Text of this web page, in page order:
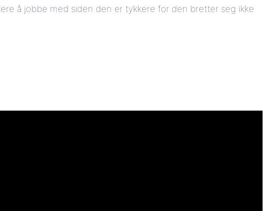
å jobbe med siden den er tykkere for den bretter seg ikke